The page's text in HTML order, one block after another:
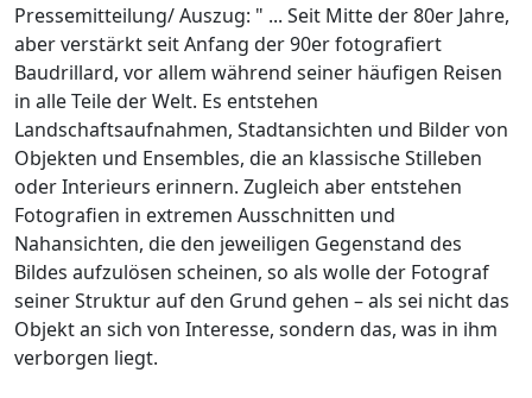
Pressemitteilung/ Auszug: " ... Seit Mitte der 80er Jahre,
aber verstärkt seit Anfang der 90er fotografiert
Baudrillard, vor allem während seiner häufigen Reisen
in alle Teile der Welt. Es entstehen
Landschaftsaufnahmen, Stadtansichten und Bilder von
Objekten und Ensembles, die an klassische Stilleben
oder Interieurs erinnern. Zugleich aber entstehen
Fotografien in extremen Ausschnitten und
Nahansichten, die den jeweiligen Gegenstand des
Bildes aufzulösen scheinen, so als wolle der Fotograf
seiner Struktur auf den Grund gehen – als sei nicht das
Objekt an sich von Interesse, sondern das, was in ihm
verborgen liegt.